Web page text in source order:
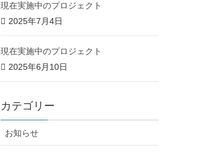
現在実施中のプロジェクト
2025年7月4日
現在実施中のプロジェクト
2025年6月10日
カテゴリー
お知らせ